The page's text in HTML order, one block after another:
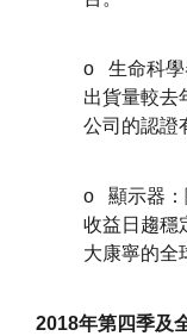
o 生命科學
出貨量較去
公司的認證
o 顯示器：
收益日趨穩
大康寧的全
2018年第四季及